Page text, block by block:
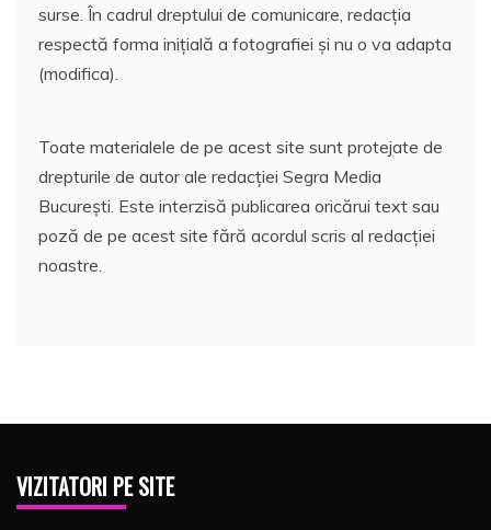
surse. În cadrul dreptului de comunicare, redacția
respectă forma inițială a fotografiei și nu o va adapta
(modifica).
Toate materialele de pe acest site sunt protejate de
drepturile de autor ale redacției Segra Media
București. Este interzisă publicarea oricărui text sau
poză de pe acest site fără acordul scris al redacției
noastre.
VIZITATORI PE SITE